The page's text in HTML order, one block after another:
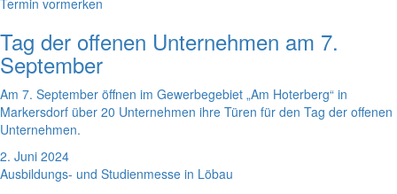
Tag der offenen Unternehmen am 7.
September
Am 7. September öffnen im Gewerbegebiet „Am Hoterberg“ in
Markersdorf über 20 Unternehmen ihre Türen für den Tag der offenen
Unternehmen.
2. Juni 2024
Ausbildungs- und Studienmesse in Löbau